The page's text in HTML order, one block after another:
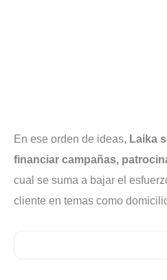
En ese orden de ideas, Laika
financiar campañas,
cual se suma a bajar el
cliente en temas como